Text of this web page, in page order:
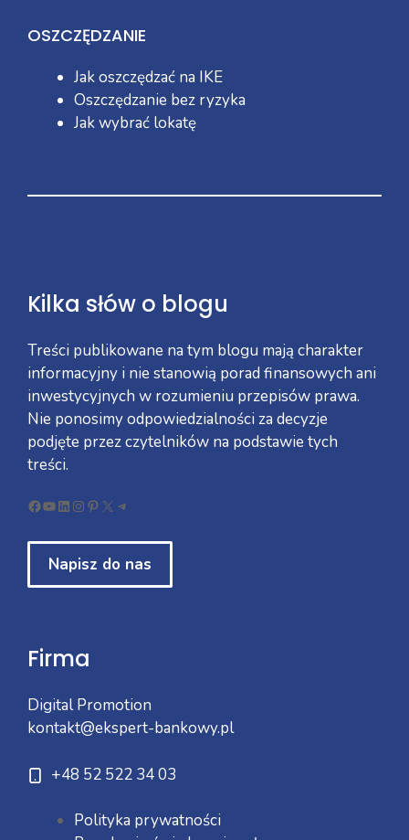
OSZCZĘDZANIE
Jak oszczędzać na IKE
Oszczędzanie bez ryzyka
Jak wybrać lokatę
Kilka słów o blogu
Treści publikowane na tym blogu mają charakter
informacyjny i nie stanowią porad finansowych ani
inwestycyjnych w rozumieniu przepisów prawa.
Nie ponosimy odpowiedzialności za decyzje
podjęte przez czytelników na podstawie tych
treści.
Facebook
YouTube
LinkedIn
Instagram
Pinterest
X Telegram
Napisz do nas
Firma
Digital Promotion
kontakt@ekspert-bankowy.pl
+48 52 522 34 03
Polityka prywatności